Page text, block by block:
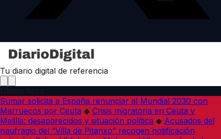
Tu diario digital de referencia
Sumar solicita a España renunciar al Mundial 2030 con
Marruecos por Ceuta ◆ Crisis migratoria en Ceuta y
Melilla: desaparecidos y situación política ◆ Acusados del
naufragio del “Villa de Pitanxo” recogen notificación